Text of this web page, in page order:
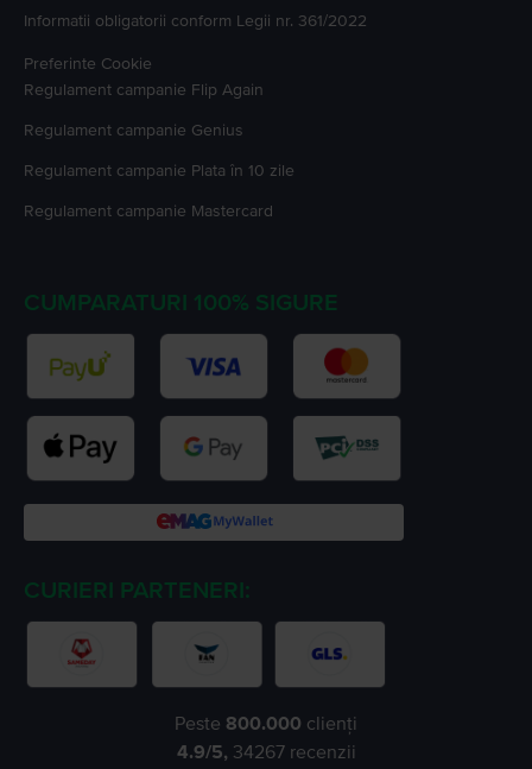
Informatii obligatorii conform Legii nr. 361/2022
Preferinte Cookie
Regulament campanie Flip Again
Regulament campanie Genius
Regulament campanie Plata în 10 zile
Regulament campanie Mastercard
CUMPARATURI 100% SIGURE
CURIERI PARTENERI:
Peste 800.000 clienți
4.9/5, 34267 recenzii